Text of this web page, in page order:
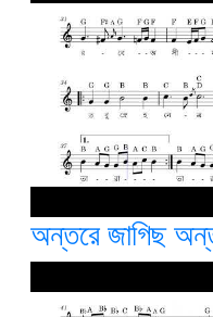
অন্তরে জাগিছ